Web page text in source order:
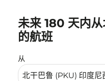
未来 180 天内
的航班
从
没有符合您的筛选条件的